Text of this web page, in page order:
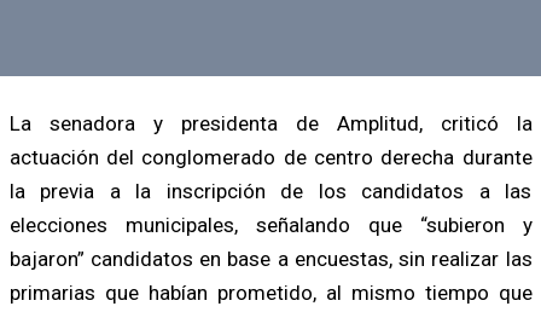
La senadora y presidenta de Amplitud, criticó la
actuación del conglomerado de centro derecha durante
la previa a la inscripción de los candidatos a las
elecciones municipales, señalando que “subieron y
bajaron” candidatos en base a encuestas, sin realizar las
primarias que habían prometido, al mismo tiempo que